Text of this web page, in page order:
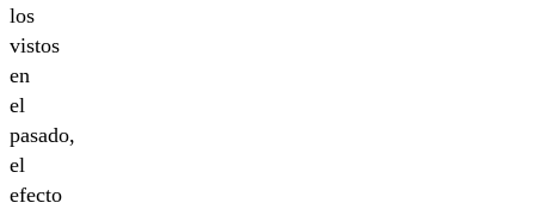
los
vistos
en
el
pasado,
el
efecto